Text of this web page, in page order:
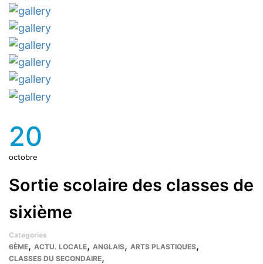
20
octobre
Sortie scolaire des classes de
sixième
Categories
6ÈME, ACTU. LOCALE, ANGLAIS, ARTS PLASTIQUES,
CLASSES DU SECONDAIRE,